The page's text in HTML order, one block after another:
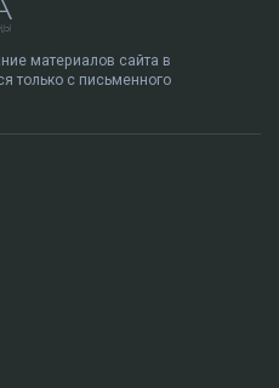
полиции за
РК